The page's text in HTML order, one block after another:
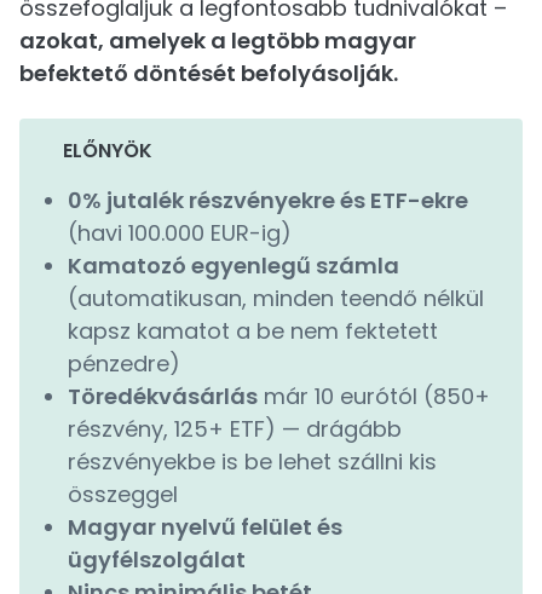
összefoglaljuk a legfontosabb tudnivalókat –
azokat, amelyek a legtöbb magyar
befektető döntését befolyásolják.
ELŐNYÖK
0% jutalék részvényekre és ETF-ekre
(havi 100.000 EUR-ig)
Kamatozó egyenlegű számla
(automatikusan, minden teendő nélkül
kapsz kamatot a be nem fektetett
pénzedre)
Töredékvásárlás már 10 eurótól (850+
részvény, 125+ ETF) — drágább
részvényekbe is be lehet szállni kis
összeggel
Magyar nyelvű felület és
ügyfélszolgálat